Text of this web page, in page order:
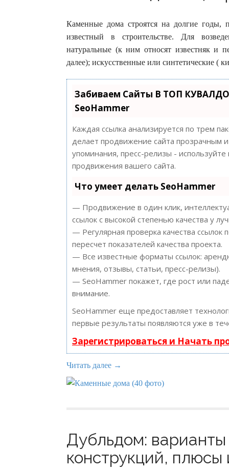
Каменные дома строятся на долгие годы,
известный в строительстве. Для
натуральные (к ним относят известняк и
далее); искусственные или синтетические (
Забиваем Сайты В ТОП
SeoHammer
Каждая ссылка анализируется по трем
делает продвижение сайта прозрачным
упоминания, пресс-релизы -
продвижения вашего сайта.
Что умеет делать SeoHammer
— Продвижение в один клик,
ссылок с высокой степенью качества у
— Регулярная проверка качества
пересчет показателей качества проекта.
— Все известные форматы ссылок:
мнения, отзывы, статьи, пресс-релизы).
— SeoHammer покажет, где рост или
внимание.
SeoHammer еще предоставляет
первые результаты появляются уже в
Зарегистрироваться и Начать
Читать далее →
Дубльдом:
конструкций,